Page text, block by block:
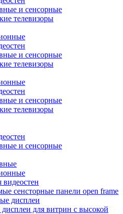
и сенсорные
телевизоры
и сенсорные
телевизоры
и сенсорные
телевизоры
и сенсорные
сенсторные панели open frame
дисплеи
для витрин с высокой